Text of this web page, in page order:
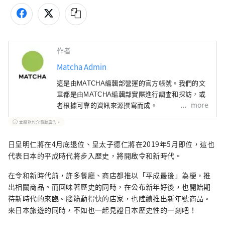
作者
Matcha Admin
這是由MATCHA編輯部營運的官方帳號。我們的文
章都是由MATCHA編輯部實際進行調查和採訪，或
者根據可靠的資訊來源撰寫而成。
more
本服務包含贊助廣告。
日皇明仁將在4月底退位、皇太子德仁將在2019年5月即位，這也
代表日本的平成時代將步入歷史，將開啟令和新時代。
在令和新時代前，許多餐廳、商店都推以「平成最後」為梗，推
出相關商品。而回味著歷史的同時，在公布新年好後，也開始期
待新時代的來臨。腦筋動得快的店家，也陸續推出新年號商品。
來日本旅遊的同時，不如也一起見證日本歷史性的一刻吧！